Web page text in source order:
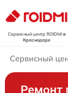
Сервисный центр ROIDMIв
Краснодаре
Сервисный
Ремонт